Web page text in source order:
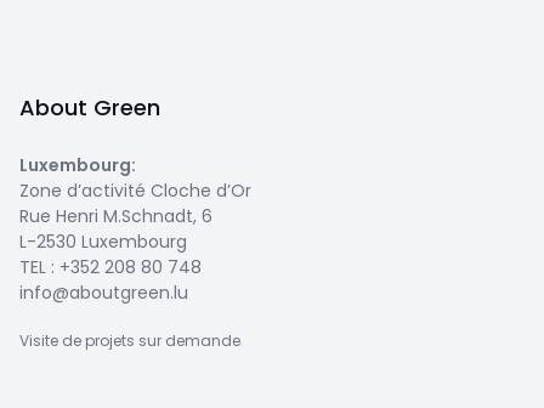
About Green
Luxembourg:
Zone d’activité Cloche d’Or
Rue Henri M.Schnadt, 6
L-2530 Luxembourg
TEL : +352 208 80 748
info@aboutgreen.lu
Visite de projets sur demande